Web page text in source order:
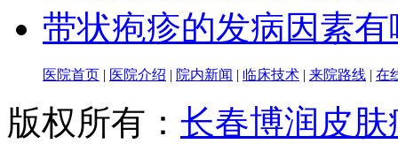
带状疱疹的发病因素有
医院首页 | 医院介绍 | 院内新闻 | 临床技术 | 来院路线 | 在
版权所有： 长春博润皮肤